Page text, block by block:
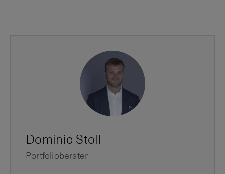
Dominic Stoll
Portfolioberater